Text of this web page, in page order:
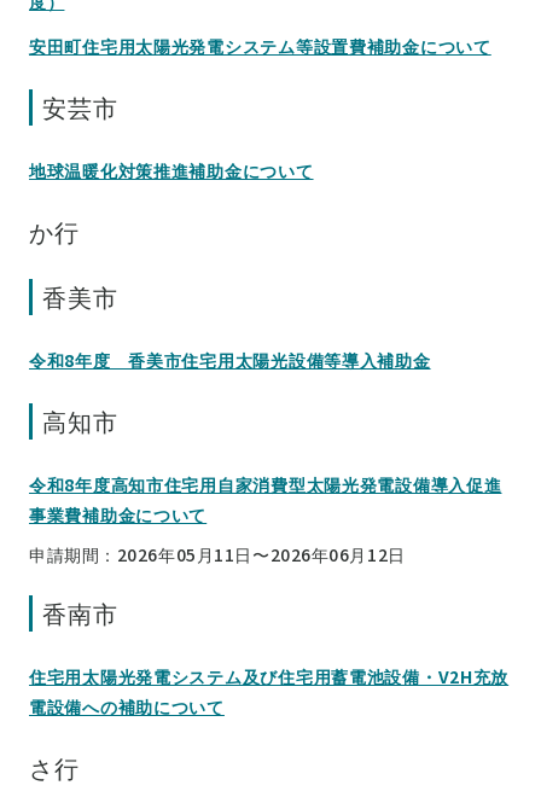
安田町住宅用太陽光発電システム等設置費補助金について
安芸市
地球温暖化対策推進補助金について
か行
香美市
令和8年度 香美市住宅用太陽光設備等導入補助金
高知市
令和8年度高知市住宅用自家消費型太陽光発電設備導入促進
事業費補助金について
申請期間：2026年05月11日〜2026年06月12日
香南市
住宅用太陽光発電システム及び住宅用蓄電池設備・V2H充放
電設備への補助について
さ行